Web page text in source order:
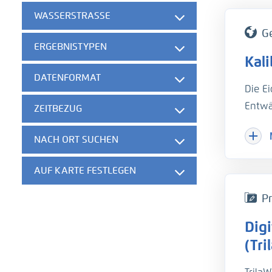
WASSERSTRASSE
ERGEBNISTYPEN
DATENFORMAT
ZEITBEZUG
NACH ORT SUCHEN
AUF KARTE FESTLEGEN
Die
der
die
Um